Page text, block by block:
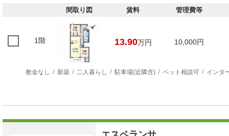
間取り図 賃料 管理費等
1階 13.90万円 10,000円
敷金なし 新築 二人暮らし 駐車場(近隣含) ペット相談可 インタ